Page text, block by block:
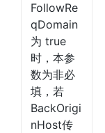
FollowRe
qDomain
为 true
时，本参
数为非必
填，若
BackOrigi
nHost传